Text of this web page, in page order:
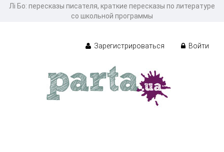
Лі Бо: пересказы писателя, краткие пересказы по литературе
со школьной программы
Зарегистрироваться Войти